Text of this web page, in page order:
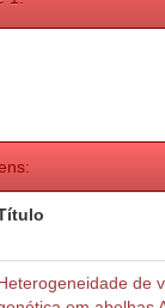
de